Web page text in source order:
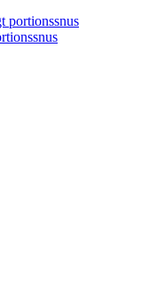
portionssnus